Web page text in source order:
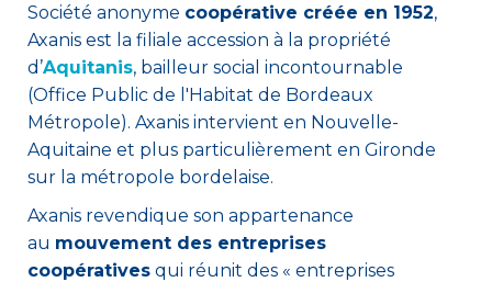
Société anonyme coopérative créée en 1952,
Axanis est la filiale accession à la propriété
d’Aquitanis, bailleur social incontournable
(Office Public de l'Habitat de Bordeaux
Métropole). Axanis intervient en Nouvelle-
Aquitaine et plus particulièrement en Gironde
sur la métropole bordelaise.
Axanis revendique son appartenance
au mouvement des entreprises
coopératives qui réunit des « entreprises